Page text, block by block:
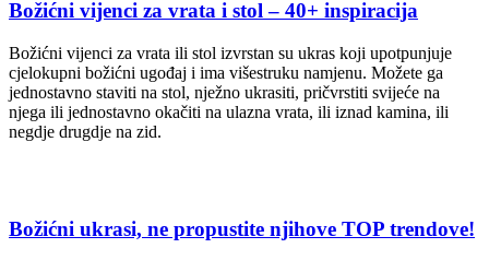
Božićni vijenci za vrata i stol – 40+ inspiracija
Božićni vijenci za vrata ili stol izvrstan su ukras koji upotpunjuje
cjelokupni božićni ugođaj i ima višestruku namjenu. Možete ga
jednostavno staviti na stol, nježno ukrasiti, pričvrstiti svijeće na
njega ili jednostavno okačiti na ulazna vrata, ili iznad kamina, ili
negdje drugdje na zid.
Božićni ukrasi, ne propustite njihove TOP trendove!